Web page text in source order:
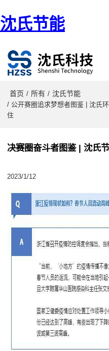
沈氏节能
首页 / 所有 / 沈氏节能
/ 公开赛圈追求梦想者图鉴 | 沈氏
住
决赛圈奋斗者图鉴 | 沈氏
2023/1/12